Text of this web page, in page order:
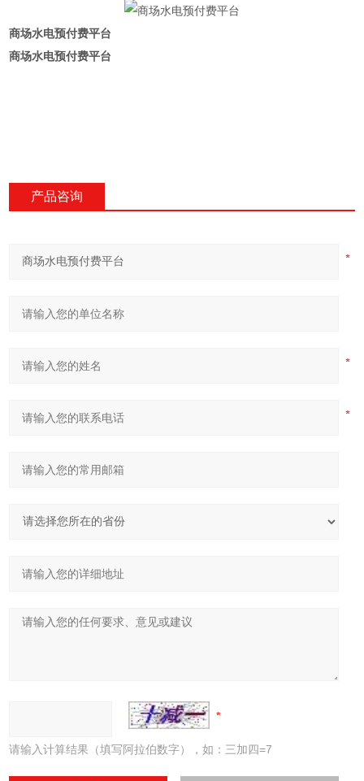
商场水电预付费平台
商场水电预付费平台
产品咨询
请输入计算结果（填写阿拉伯数字），如：三加四=7